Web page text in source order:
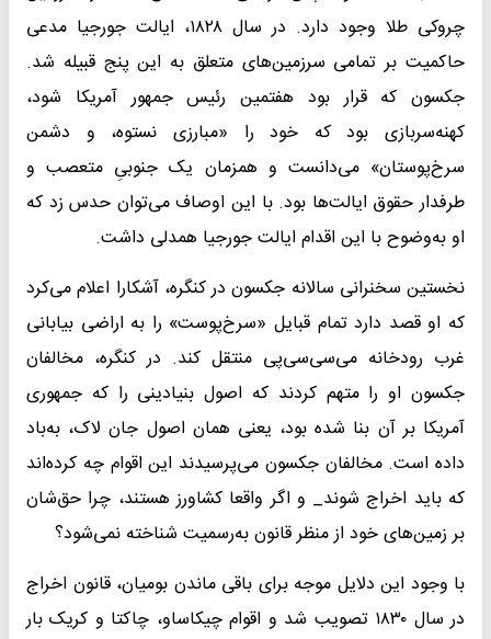
چروکی طلا وجود دارد. در سال ۱۸۲۸، ایالت جورجیا مدعی
حاکمیت بر تمامی سرزمین‌های متعلق به این پنج قبیله شد.
جکسون که قرار بود هفتمین رئیس جمهور آمریکا شود،
کهنه‌سربازی بود که خود را «مبارزی نستوه، و دشمن
سرخ‌پوستان» می‌دانست و همزمان یک جنوبیِ متعصب و
طرفدار حقوق ایالت‌ها بود. با این اوصاف می‌توان حدس زد که
او به‌وضوح با این اقدام ایالت جورجیا همدلی داشت.
نخستین سخنرانی سالانه جکسون در کنگره، آشکارا اعلام می‌کرد
که او قصد دارد تمام قبایل «سرخ‌پوست» را به اراضی بیابانی
غرب رودخانه می‌سی‌سی‌پی منتقل کند. در کنگره، مخالفان
جکسون او را متهم کردند که اصول بنیادینی را که جمهوری
آمریکا بر آن بنا شده بود، یعنی همان اصول جان لاک، به‌باد
داده است. مخالفان جکسون می‌پرسیدند این اقوام چه کرده‌اند
که باید اخراج شوند_ و اگر واقعا کشاورز هستند، چرا حق‌شان
بر زمین‌های خود از منظر قانون به‌رسمیت شناخته نمی‌شود؟
با وجود این دلایل موجه برای باقی ماندن بومیان، قانون اخراج
در سال ۱۸۳۰ تصویب شد و اقوام چیکاساو، چاکتا و کریک بار